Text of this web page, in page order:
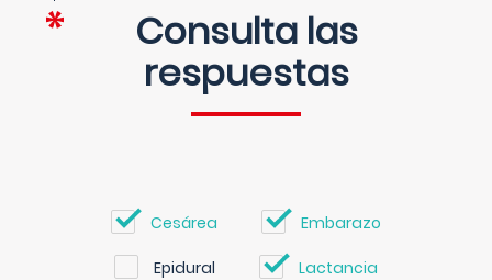
Consulta las
respuestas
Cesárea Embarazo
Epidural Lactancia